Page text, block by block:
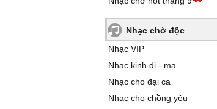
Nhạc chờ độc
Nhạc VIP
Nhạc kinh dị - ma
Nhạc cho đại ca
Nhạc cho chồng yêu